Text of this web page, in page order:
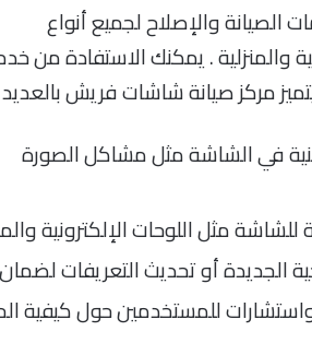
والإصلاح لجميع أنواع
. يمكنك الاستفادة من
مركز صيانة شاشات فريش بالعديد
في الشاشة مثل مشاكل الصورة
للشاشة مثل اللوحات الإلكترونية
الجديدة أو تحديث التعريفات
واستشارات للمستخدمين حول